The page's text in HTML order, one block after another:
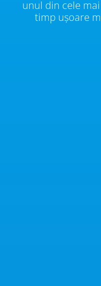
unul din cele
timp ușoare